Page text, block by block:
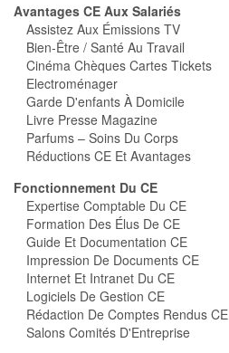
Avantages CE Aux Salariés
Assistez Aux Émissions TV
Bien-Être / Santé Au Travail
Cinéma Chèques Cartes Tickets
Electroménager
Garde D'enfants À Domicile
Livre Presse Magazine
Parfums – Soins Du Corps
Réductions CE Et Avantages
Fonctionnement Du CE
Expertise Comptable Du CE
Formation Des Élus De CE
Guide Et Documentation CE
Impression De Documents CE
Internet Et Intranet Du CE
Logiciels De Gestion CE
Rédaction De Comptes Rendus CE
Salons Comités D'Entreprise